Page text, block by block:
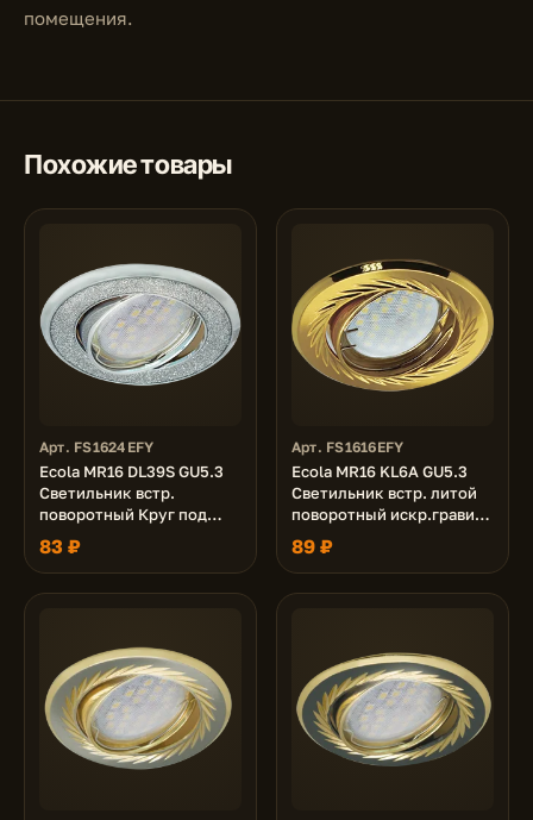
помещения.
Похожие товары
Арт. FS1624EFY
Ecola MR16 DL39S GU5.3
Светильник встр.
поворотный Круг под
стеклом Серебряный
блеск/Хром 26x94
83 ₽
Арт. FS1616EFY
Ecola MR16 KL6A GU5.3
Светильник встр. литой
поворотный искр.гравир.
Листья по кругу Сатин-
Золото/Золото 23x84
89 ₽